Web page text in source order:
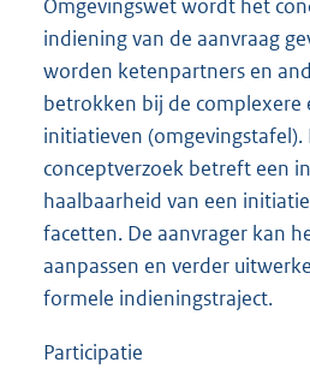
Omgevingswet wordt het
indiening van de aanvraag
worden ketenpartners en
betrokken bij de complexere
initiatieven
conceptverzoek betreft een
haalbaarheid van een
facetten. De aanvrager kan
aanpassen en verder
formele indieningstraject.
Participatie